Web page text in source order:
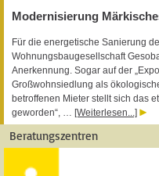
Modernisierung
Für die energetische Sanierung
Wohnungsbaugesellschaft
Anerkennung. Sogar auf der
Großwohnsiedlung als
betroffenen Mieter stellt sich das
geworden“, … [Weiterlesen...]
Beratungszentren